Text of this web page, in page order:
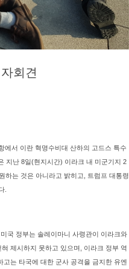
회견
에서 이란 혁명수비대 산하의 고드스 특수
지난 8일(현지시간) 이라크 내 미군기지 2
하는 것은 아니라고 밝히고, 트럼프 대통령
.
국 정부는 솔레이마니 사령관이 이라크와
제시하지 못하고 있으며, 이라크 정부 역
는 타국에 대한 군사 공격을 금지한 유엔